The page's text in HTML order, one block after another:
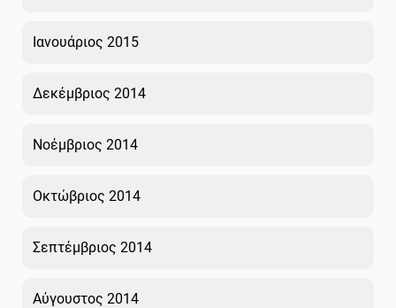
Ιανουάριος 2015
Δεκέμβριος 2014
Νοέμβριος 2014
Οκτώβριος 2014
Σεπτέμβριος 2014
Αύγουστος 2014